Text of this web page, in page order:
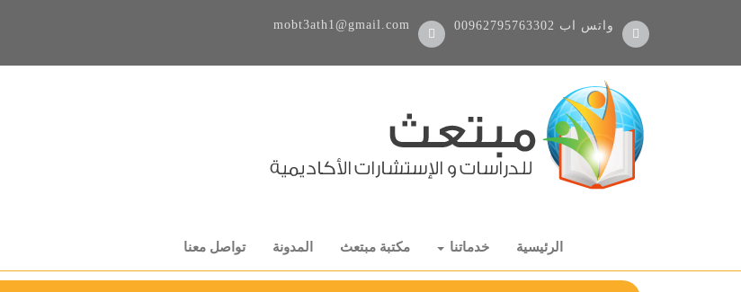
00962795763302 واتس اب mobt3ath1@gmail.com
الرئيسية خدماتنا مكتبة مبتعث المدونة تواصل معنا